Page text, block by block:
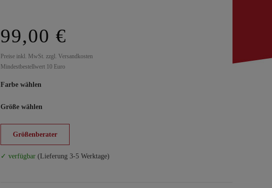
99,00 €
Preise inkl. MwSt. zzgl. Versandkosten
Mindestbestellwert 10 Euro
Farbe wählen
Größe wählen
Größenberater
✓ verfügbar (Lieferung 3-5 Werktage)